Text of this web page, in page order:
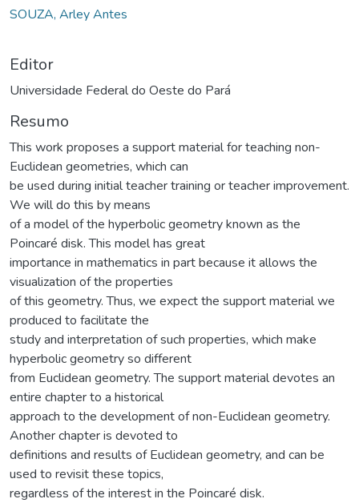
SOUZA, Arley Antes
Editor
Universidade Federal do Oeste do Pará
Resumo
This work proposes a support material for teaching non-
Euclidean geometries, which can
be used during initial teacher training or teacher improvement.
We will do this by means
of a model of the hyperbolic geometry known as the
Poincaré disk. This model has great
importance in mathematics in part because it allows the
visualization of the properties
of this geometry. Thus, we expect the support material we
produced to facilitate the
study and interpretation of such properties, which make
hyperbolic geometry so different
from Euclidean geometry. The support material devotes an
entire chapter to a historical
approach to the development of non-Euclidean geometry.
Another chapter is devoted to
definitions and results of Euclidean geometry, and can be
used to revisit these topics,
regardless of the interest in the Poincaré disk.